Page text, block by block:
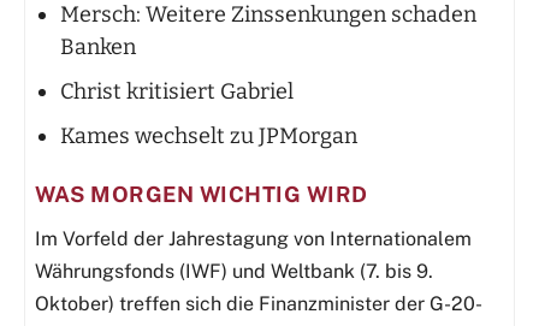
Mersch: Weitere Zinssenkungen schaden
Banken
Christ kritisiert Gabriel
Kames wechselt zu JPMorgan
WAS MORGEN WICHTIG WIRD
Im Vorfeld der Jahrestagung von Internationalem
Währungsfonds (IWF) und Weltbank (7. bis 9.
Oktober) treffen sich die Finanzminister der G-20-